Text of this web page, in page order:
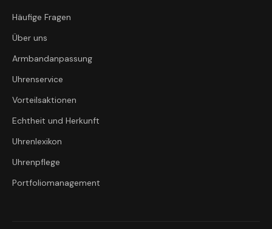
Häufige Fragen
Über uns
Armbandanpassung
Uhrenservice
Vorteilsaktionen
Echtheit und Herkunft
Uhrenlexikon
Uhrenpflege
Portfoliomanagement